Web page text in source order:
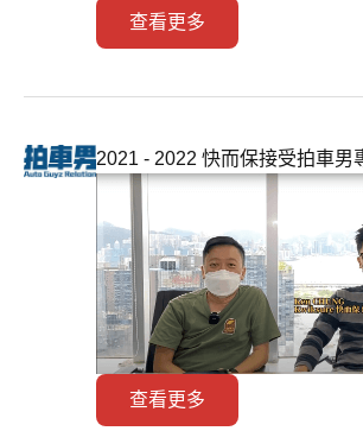
查看更多
2021 - 2022 快而保接受拍車男
查看更多